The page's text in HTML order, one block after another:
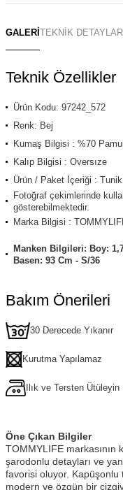
GALERİ TEKNİK DETAYLAR
Teknik Özellikler
Ürün Kodu: 97242_572
Renk: Bej
Kumaş Bilgisi : %70
Kalıp Bilgisi : Oversıze
Ürün / Paket İçeriği : Tunik
Fotoğraf çekimlerinde
gösterebilmektedir.
Marka Bilgisi :
Manken Bilgileri: Boy:
Basen: 93 Cm - S/36
Bakım Önerileri
30 Derecede Yıkanır
Kurutma Yapılamaz
Ilık ve Tersten Ütüleyin
Öne Çıkan Bilgiler
TOMMYLIFE markasının
şarodonlu detayları ve
favorisi oluyor. Kapüşonlu
modern ve özgün bir